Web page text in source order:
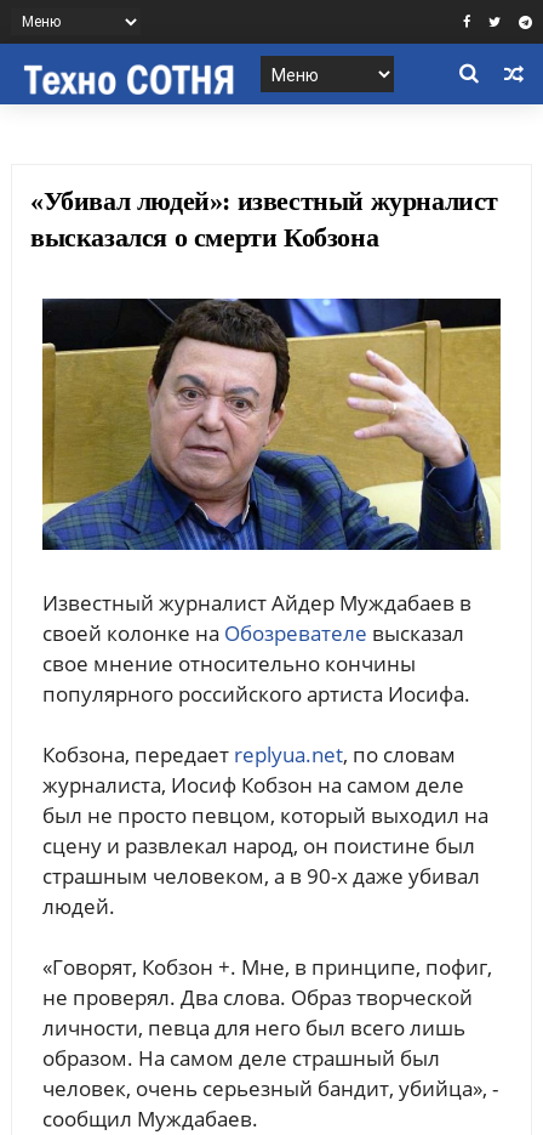
«Убивал людей»: известный журналист
высказался о смерти Кобзона
Известный журналист Айдер Муждабаев в
своей колонке на Обозревателе высказал
свое мнение относительно кончины
популярного российского артиста Иосифа.
Кобзона, передает replyua.net, по словам
журналиста, Иосиф Кобзон на самом деле
был не просто певцом, который выходил на
сцену и развлекал народ, он поистине был
страшным человеком, а в 90-х даже убивал
людей.
«Говорят, Кобзон +. Мне, в принципе, пофиг,
не проверял. Два слова. Образ творческой
личности, певца для него был всего лишь
образом. На самом деле страшный был
человек, очень серьезный бандит, убийца», -
сообщил Муждабаев.